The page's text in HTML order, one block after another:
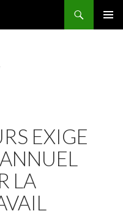
EXIGE
LA